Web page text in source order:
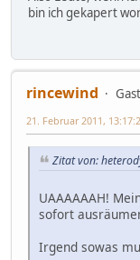
bin ich gekapert
rincewind
Gast
21. Februar 2011,
Zitat von:
UAAAAAAH!
sofort
Irgend sowas